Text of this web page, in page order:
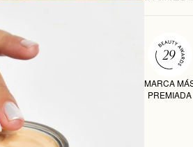
MARCA
PREMIADA